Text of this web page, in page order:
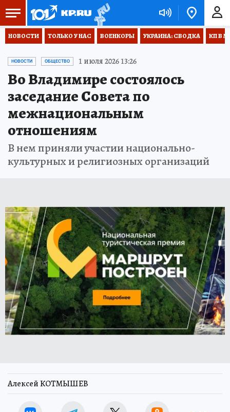
НОВОСТИ ТОЛЬКО У НАС ВОЕНКОРЫ УКРАИНА: СВОДКА КП В
НОВОСТИ ОБЩЕСТВО 1 июля 2026 13:26
Во Владимире состоялось
заседание Совета по
межнациональным
отношениям
В нем приняли участии национально-
культурных и религиозных организаций
Алексей КОТМЫШЕВ